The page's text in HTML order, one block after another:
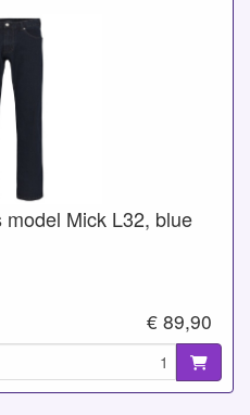
Mick L32, blue
€ 89,90